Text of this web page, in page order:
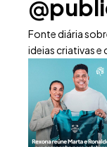
Fonte diária
ideias criativas